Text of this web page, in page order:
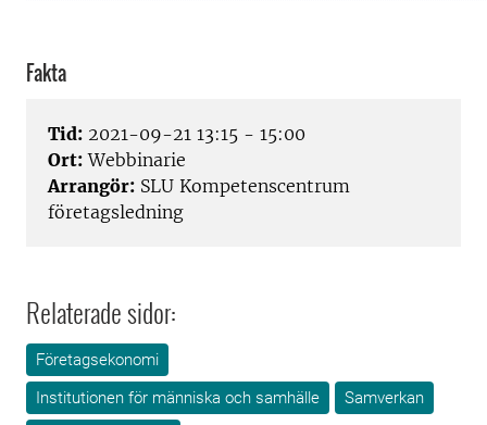
Fakta
Tid: 2021-09-21 13:15 - 15:00
Ort: Webbinarie
Arrangör: SLU Kompetenscentrum
företagsledning
Relaterade sidor:
Företagsekonomi
Institutionen för människa och samhälle
Samverkan